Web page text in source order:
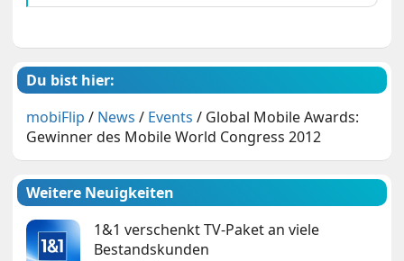
Du bist hier:
mobiFlip / News / Events / Global Mobile Awards:
Gewinner des Mobile World Congress 2012
Weitere Neuigkeiten
1&1 verschenkt TV-Paket an viele
Bestandskunden